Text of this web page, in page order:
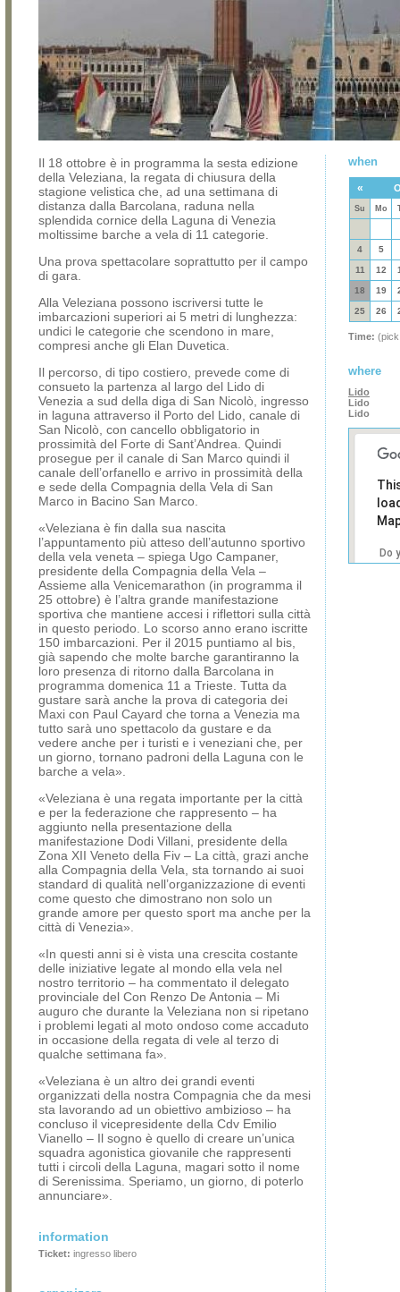
Il 18 ottobre è in programma la sesta edizione
della Veleziana, la regata di chiusura della
stagione velistica che, ad una settimana di
distanza dalla Barcolana, raduna nella
splendida cornice della Laguna di Venezia
moltissime barche a vela di 11 categorie.
Una prova spettacolare soprattutto per il campo
di gara.
Alla Veleziana possono iscriversi tutte le
imbarcazioni superiori ai 5 metri di lunghezza:
undici le categorie che scendono in mare,
compresi anche gli Elan Duvetica.
Il percorso, di tipo costiero, prevede come di
consueto la partenza al largo del Lido di
Venezia a sud della diga di San Nicolò, ingresso
in laguna attraverso il Porto del Lido, canale di
San Nicolò, con cancello obbligatorio in
prossimità del Forte di Sant’Andrea. Quindi
prosegue per il canale di San Marco quindi il
canale dell’orfanello e arrivo in prossimità della
e sede della Compagnia della Vela di San
Marco in Bacino San Marco.
«Veleziana è fin dalla sua nascita
l’appuntamento più atteso dell’autunno sportivo
della vela veneta – spiega Ugo Campaner,
presidente della Compagnia della Vela –
Assieme alla Venicemarathon (in programma il
25 ottobre) è l’altra grande manifestazione
sportiva che mantiene accesi i riflettori sulla città
in questo periodo. Lo scorso anno erano iscritte
150 imbarcazioni. Per il 2015 puntiamo al bis,
già sapendo che molte barche garantiranno la
loro presenza di ritorno dalla Barcolana in
programma domenica 11 a Trieste. Tutta da
gustare sarà anche la prova di categoria dei
Maxi con Paul Cayard che torna a Venezia ma
tutto sarà uno spettacolo da gustare e da
vedere anche per i turisti e i veneziani che, per
un giorno, tornano padroni della Laguna con le
barche a vela».
«Veleziana è una regata importante per la città
e per la federazione che rappresento – ha
aggiunto nella presentazione della
manifestazione Dodi Villani, presidente della
Zona XII Veneto della Fiv – La città, grazi anche
alla Compagnia della Vela, sta tornando ai suoi
standard di qualità nell’organizzazione di eventi
come questo che dimostrano non solo un
grande amore per questo sport ma anche per la
città di Venezia».
«In questi anni si è vista una crescita costante
delle iniziative legate al mondo ella vela nel
nostro territorio – ha commentato il delegato
provinciale del Con Renzo De Antonia – Mi
auguro che durante la Veleziana non si ripetano
i problemi legati al moto ondoso come accaduto
in occasione della regata di vele al terzo di
qualche settimana fa».
«Veleziana è un altro dei grandi eventi
organizzati della nostra Compagnia che da mesi
sta lavorando ad un obiettivo ambizioso – ha
concluso il vicepresidente della Cdv Emilio
Vianello – Il sogno è quello di creare un’unica
squadra agonistica giovanile che rappresenti
tutti i circoli della Laguna, magari sotto il nome
di Serenissima. Speriamo, un giorno, di poterlo
annunciare».
information
Ticket: ingresso libero
when
«
Su Mo
4 5
11 12
18 19
25 26
Time:
where
Lido
Lido
Lido
Do